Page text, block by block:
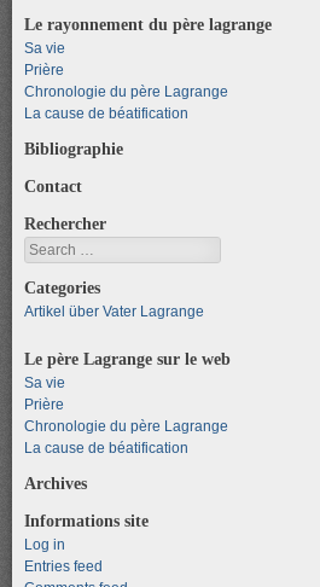
Le rayonnement du père lagrange
Sa vie
Prière
Chronologie du père Lagrange
La cause de béatification
Bibliographie
Contact
Rechercher
Search
Categories
Artikel über Vater Lagrange
Le père Lagrange sur le web
Sa vie
Prière
Chronologie du père Lagrange
La cause de béatification
Archives
Informations site
Log in
Entries feed